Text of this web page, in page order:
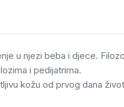
u njezi beba i djece.
i pedijatrima.
kožu od prvog dana